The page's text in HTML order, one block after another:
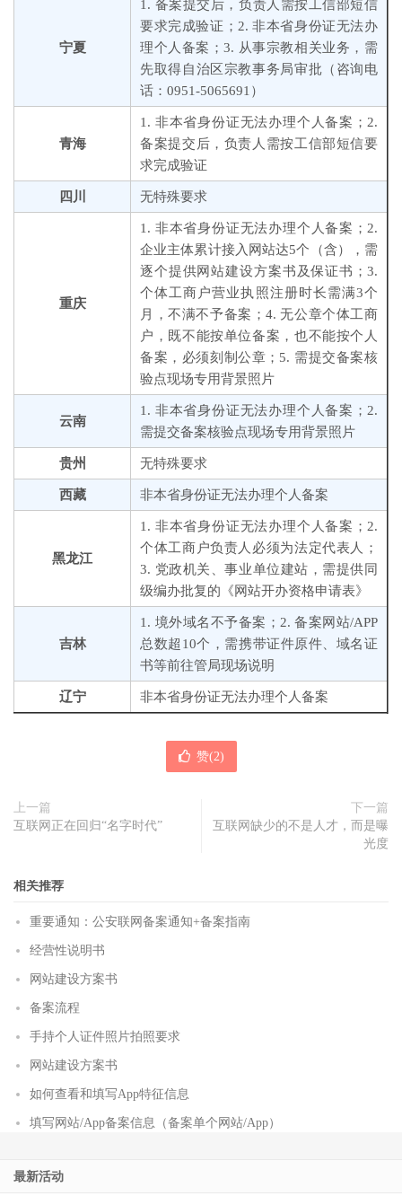
宁夏
1. 备案提交后，负责人需按工信部短信
要求完成验证；2. 非本省身份证无法办
理个人备案；3. 从事宗教相关业务，需
先取得自治区宗教事务局审批（咨询电
话：0951-5065691）
青海
1. 非本省身份证无法办理个人备案；2.
备案提交后，负责人需按工信部短信要
求完成验证
四川 无特殊要求
重庆
1. 非本省身份证无法办理个人备案；2.
企业主体累计接入网站达5个（含），需
逐个提供网站建设方案书及保证书；3.
个体工商户营业执照注册时长需满3个
月，不满不予备案；4. 无公章个体工商
户，既不能按单位备案，也不能按个人
备案，必须刻制公章；5. 需提交备案核
验点现场专用背景照片
云南
1. 非本省身份证无法办理个人备案；2.
需提交备案核验点现场专用背景照片
贵州 无特殊要求
西藏 非本省身份证无法办理个人备案
黑龙江
1. 非本省身份证无法办理个人备案；2.
个体工商户负责人必须为法定代表人；
3. 党政机关、事业单位建站，需提供同
级编办批复的《网站开办资格申请表》
吉林
1. 境外域名不予备案；2. 备案网站/APP
总数超10个，需携带证件原件、域名证
书等前往管局现场说明
辽宁 非本省身份证无法办理个人备案
赞(2)
上一篇
互联网正在回归“名字时代”
下一篇
互联网缺少的不是人才，而是曝
光度
相关推荐
重要通知：公安联网备案通知+备案指南
经营性说明书
网站建设方案书
备案流程
手持个人证件照片拍照要求
网站建设方案书
如何查看和填写App特征信息
填写网站/App备案信息（备案单个网站/App）
最新活动